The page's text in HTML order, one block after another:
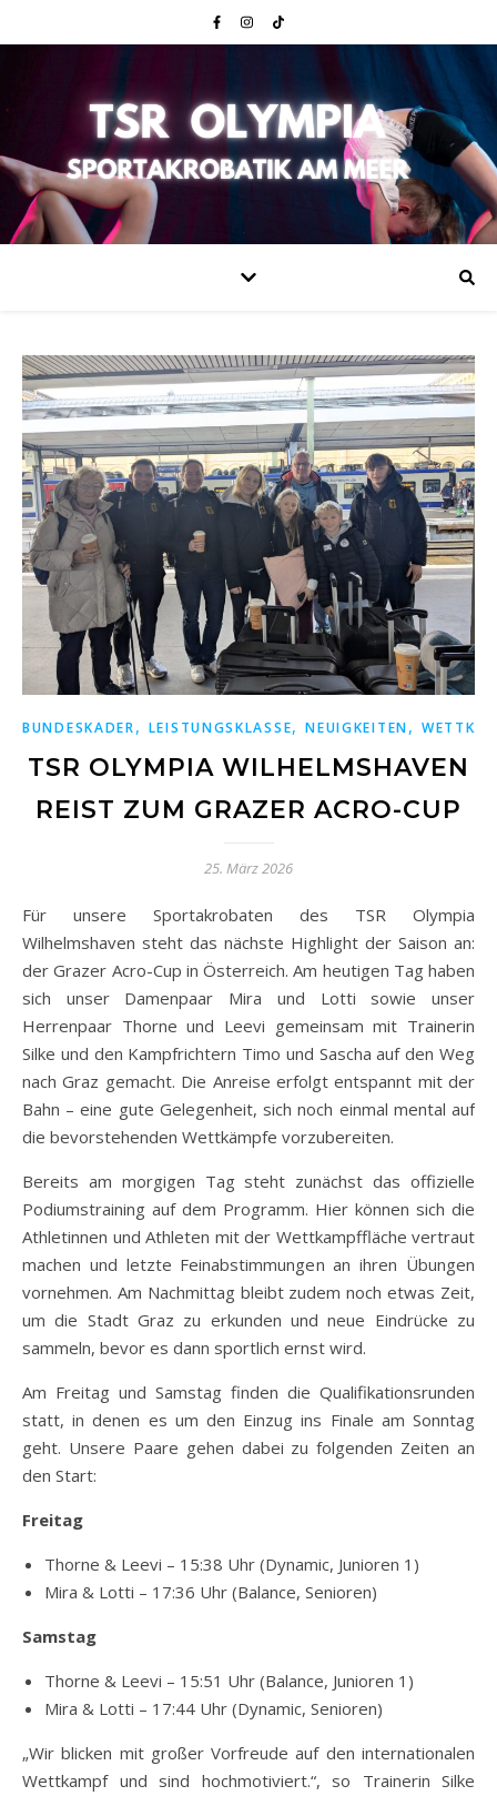
BUNDESKADER, LEISTUNGSKLASSE,NEUIGKEITEN,
TSR OLYMPIA WILHELMSHAVEN
REIST ZUM GRAZER ACRO-CUP
25. März 2026
Für unsere Sportakrobaten des TSR Olympia
Wilhelmshaven steht das nächste Highlight der Saison an:
der Grazer Acro-Cup in Österreich. Am heutigen Tag haben
sich unser Damenpaar Mira und Lotti sowie unser
Herrenpaar Thorne und Leevi gemeinsam mit Trainerin
Silke und den Kampfrichtern Timo und Sascha auf den Weg
nach Graz gemacht. Die Anreise erfolgt entspannt mit der
Bahn – eine gute Gelegenheit, sich noch einmal mental auf
die bevorstehenden Wettkämpfe vorzubereiten.
Bereits am morgigen Tag steht zunächst das offizielle
Podiumstraining auf dem Programm. Hier können sich die
Athletinnen und Athleten mit der Wettkampffläche vertraut
machen und letzte Feinabstimmungen an ihren Übungen
vornehmen. Am Nachmittag bleibt zudem noch etwas Zeit,
um die Stadt Graz zu erkunden und neue Eindrücke zu
sammeln, bevor es dann sportlich ernst wird.
Am Freitag und Samstag finden die Qualifikationsrunden
statt, in denen es um den Einzug ins Finale am Sonntag
geht. Unsere Paare gehen dabei zu folgenden Zeiten an
den Start:
Freitag
Thorne & Leevi – 15:38 Uhr (Dynamic, Junioren 1)
Mira & Lotti – 17:36 Uhr (Balance, Senioren)
Samstag
Thorne & Leevi – 15:51 Uhr (Balance, Junioren 1)
Mira & Lotti – 17:44 Uhr (Dynamic, Senioren)
„Wir blicken mit großer Vorfreude auf den internationalen
Wettkampf und sind hochmotiviert.“, so Trainerin Silke